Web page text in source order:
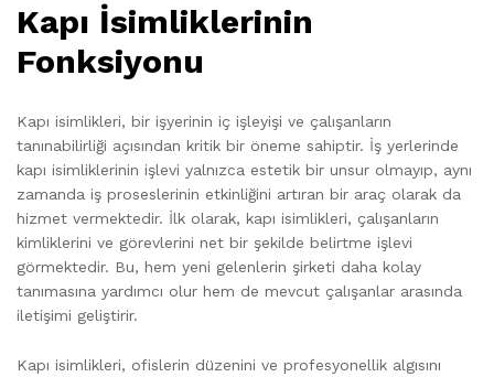
Kapı İsimliklerinin
Fonksiyonu
Kapı isimlikleri, bir işyerinin iç işleyişi ve çalışanların
tanınabilirliği açısından kritik bir öneme sahiptir. İş yerlerinde
kapı isimliklerinin işlevi yalnızca estetik bir unsur olmayıp, aynı
zamanda iş proseslerinin etkinliğini artıran bir araç olarak da
hizmet vermektedir. İlk olarak, kapı isimlikleri, çalışanların
kimliklerini ve görevlerini net bir şekilde belirtme işlevi
görmektedir. Bu, hem yeni gelenlerin şirketi daha kolay
tanımasına yardımcı olur hem de mevcut çalışanlar arasında
iletişimi geliştirir.
Kapı isimlikleri, ofislerin düzenini ve profesyonellik algısını